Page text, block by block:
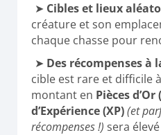
Cibles et lieux
créature et son
chaque chasse pour
Des récompenses à
cible est rare et difficile
montant en Pièces d’Or
d’Expérience (XP)(et
récompenses !) sera